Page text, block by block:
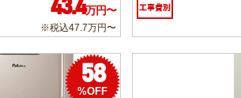
43.4万円〜
※税込47.7万円〜
工事費別
58
%OFF